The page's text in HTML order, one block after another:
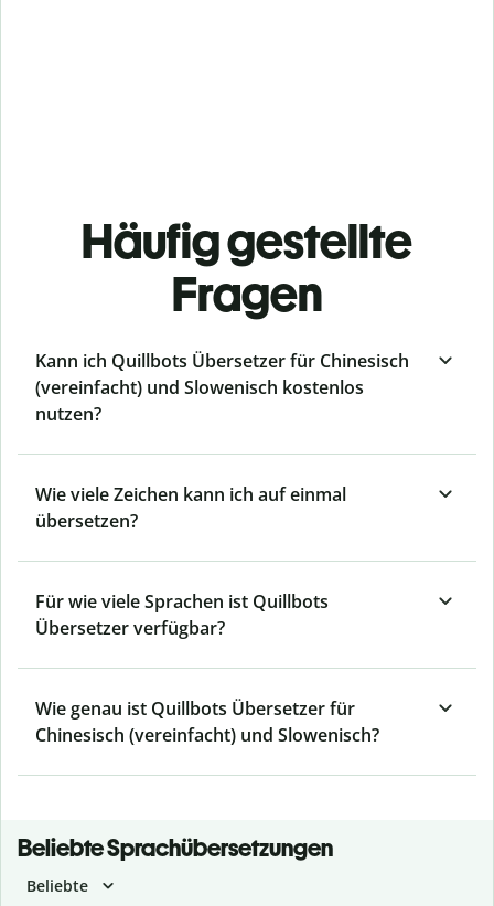
Häufig gestellte
Fragen
Kann ich Quillbots Übersetzer für Chinesisch
(vereinfacht) und Slowenisch kostenlos
nutzen?
Wie viele Zeichen kann ich auf einmal
übersetzen?
Für wie viele Sprachen ist Quillbots
Übersetzer verfügbar?
Wie genau ist Quillbots Übersetzer für
Chinesisch (vereinfacht) und Slowenisch?
Beliebte Sprachübersetzungen
Beliebte